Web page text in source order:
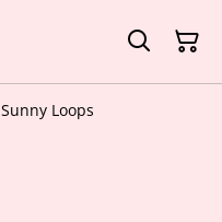
Sunny Loops